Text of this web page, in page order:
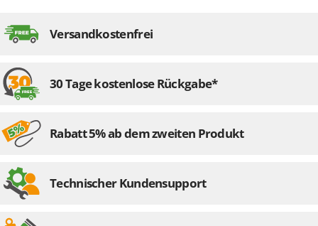
Versandkostenfrei
30 Tage kostenlose Rückgabe*
Rabatt 5% ab dem zweiten Produkt
Technischer Kundensupport